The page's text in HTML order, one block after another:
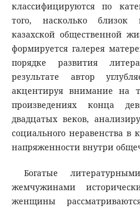
классифицируются по
того, насколько близок
казахской общественной
формируется галерея
порядке развития
результате автор
акцентируя внимание на
произведениях конца
двадцатых веков,
социального неравенства в
напряженности внутри
Богатые
жемчужинами
женщины